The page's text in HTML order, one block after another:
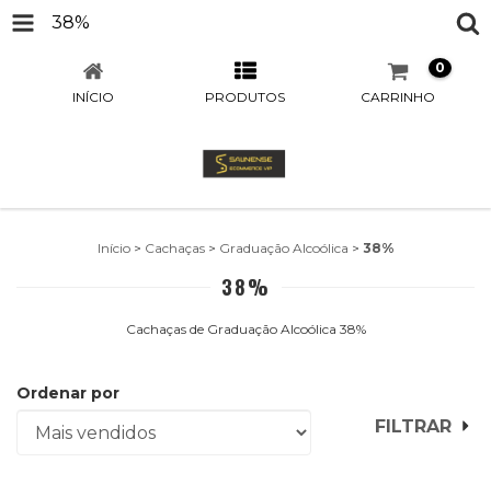
38%
INÍCIO PRODUTOS CARRINHO
0
Início > Cachaças > Graduação Alcoólica > 38%
38%
Cachaças de Graduação Alcoólica 38%
Ordenar por
FILTRAR